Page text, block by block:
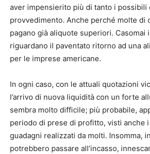
aver impensierito più di tanto i possibili
provvedimento. Anche perché molte di
pagano già aliquote superiori. Casomai
riguardano il paventato ritorno ad una
per le imprese americane.
In ogni caso, con le attuali quotazioni
l’arrivo di nuova liquidità con un forte
sembra molto difficile; più probabile,
periodo di prese di profitto, visti anche
guadagni realizzati da molti. Insomma,
potrebbero passare all’incasso,